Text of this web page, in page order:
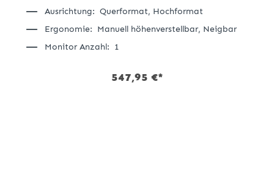
Ausrichtung: Querformat, Hochformat
Ergonomie: Manuell höhenverstellbar, Neigbar
Monitor Anzahl: 1
547,95 €*